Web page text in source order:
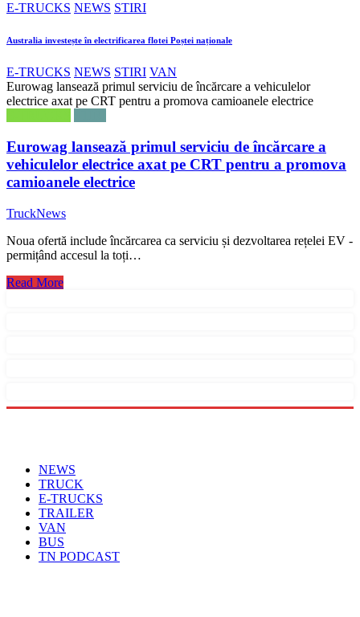
E-TRUCKS NEWS STIRI
Australia investește în electrificarea flotei Poștei naționale
E-TRUCKS NEWS STIRI VAN
Eurowag lansează primul serviciu de încărcare a vehiculelor
electrice axat pe CRT pentru a promova camioanele electrice
Eurowag lansează primul serviciu de încărcare a
vehiculelor electrice axat pe CRT pentru a promova
camioanele electrice
TruckNews
Noua ofertă include încărcarea ca serviciu și dezvoltarea rețelei EV -
permițând accesul la toți…
Read More
NEWS
TRUCK
E-TRUCKS
TRAILER
VAN
BUS
TN PODCAST